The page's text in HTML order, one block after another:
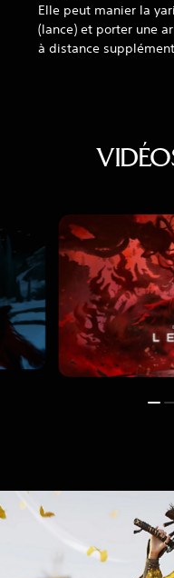
Elle peut manier la yari
(lance) et porter une
à distance